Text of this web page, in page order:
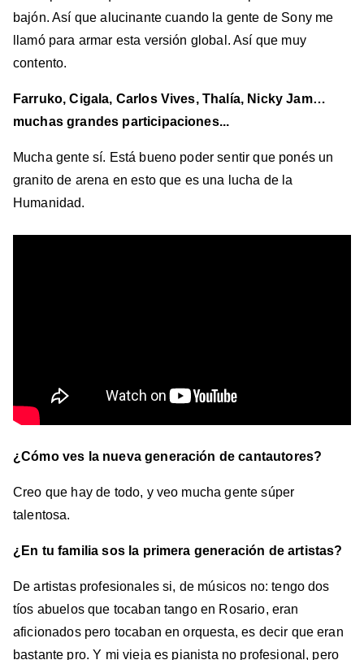
bajón. Así que alucinante cuando la gente de Sony me
llamó para armar esta versión global. Así que muy
contento.
Farruko, Cigala, Carlos Vives, Thalía, Nicky Jam…
muchas grandes participaciones...
Mucha gente sí. Está bueno poder sentir que ponés un
granito de arena en esto que es una lucha de la
Humanidad.
¿Cómo ves la nueva generación de cantautores?
Creo que hay de todo, y veo mucha gente súper
talentosa.
¿En tu familia sos la primera generación de artistas?
De artistas profesionales si, de músicos no: tengo dos
tíos abuelos que tocaban tango en Rosario, eran
aficionados pero tocaban en orquesta, es decir que eran
bastante pro. Y mi vieja es pianista no profesional, pero